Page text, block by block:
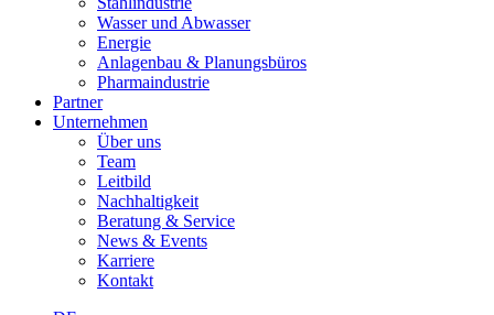
Wasser und Abwasser
Energie
Anlagenbau & Planungsbüros
Pharmaindustrie
Partner
Unternehmen
Über uns
Team
Leitbild
Nachhaltigkeit
Beratung & Service
News & Events
Karriere
Kontakt